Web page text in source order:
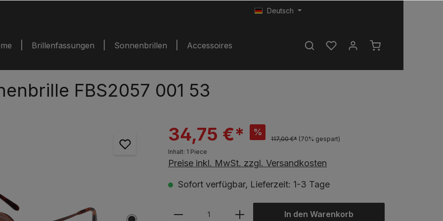
Deutsch
Brillenfassungen Sonnenbrillen Accessoires
FBS2057 001 53
34,75 €* %
117,00 €* (70% gespart)
Inhalt: 1 Piece
Preise inkl. MwSt. zzgl. Versandkosten
Sofort verfügbar, Lieferzeit: 1-3 Tage
In den Warenkorb